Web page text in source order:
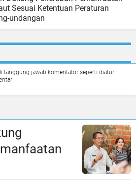
Sesuai Ketentuan Peraturan
undangan
tanggung jawab komentator seperti diatur